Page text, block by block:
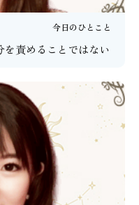
今日のひとこと
責めることではない